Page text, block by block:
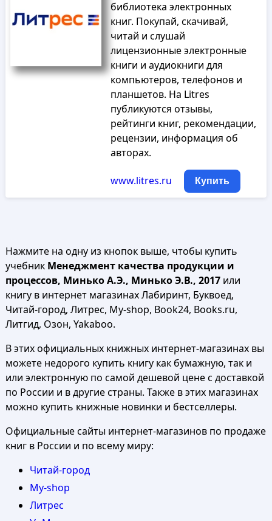
библиотека электронных
книг. Покупай, скачивай,
читай и слушай
лицензионные электронные
книги и аудиокниги для
компьютеров, телефонов и
планшетов. На Litres
публикуются отзывы,
рейтинги книг, рекомендации,
рецензии, информация об
авторах.
www.litres.ru Купить
Нажмите на одну из кнопок выше, чтобы купить
учебник Менеджмент качества продукции и
процессов, Минько А.Э., Минько Э.В., 2017или
книгу в интернет магазинах Лабиринт, Буквоед,
Читай-город, Литрес, My-shop, Book24, Books.ru,
Литгид, Озон, Yakaboo.
В этих официальных книжных интернет-магазинах вы
можете недорого купить книгу как бумажную, так и
или электронную по самой дешевой цене с доставкой
по России и в другие страны. Также в этих магазинах
можно купить книжные новинки и бестселлеры.
Официальные сайты интернет-магазинов по продаже
книг в России и по всему миру:
Читай-город
My-shop
Литрес